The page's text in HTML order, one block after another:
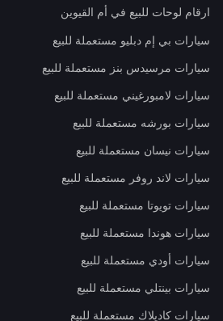
ارقام لوحات للبيع في أم القيوين
سيارات بي إم دبليو مستعملة للبيع
سيارات مرسيدس بنز مستعملة للبيع
سيارات لامبورغيني مستعملة للبيع
سيارات بورشه مستعملة للبيع
سيارات نيسان مستعملة للبيع
سيارات لاند روفر مستعملة للبيع
سيارات تويوتا مستعملة للبيع
سيارات هوندا مستعملة للبيع
سيارات أودي مستعملة للبيع
سيارات بينتلي مستعملة للبيع
سيارات كاديلاك مستعملة للبيع